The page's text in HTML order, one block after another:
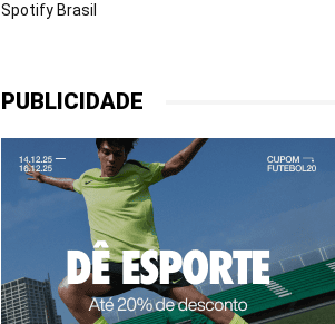
Spotify Brasil
PUBLICIDADE